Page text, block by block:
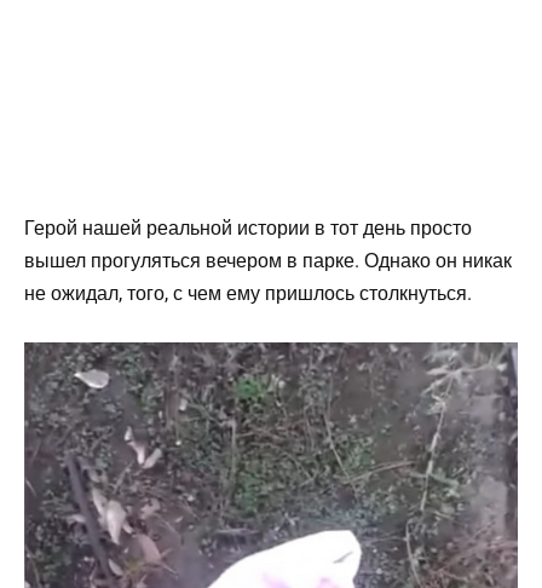
Герой нашей реальной истории в тот день просто
вышел прогуляться вечером в парке. Однако он никак
не ожидал, того, с чем ему пришлось столкнуться.